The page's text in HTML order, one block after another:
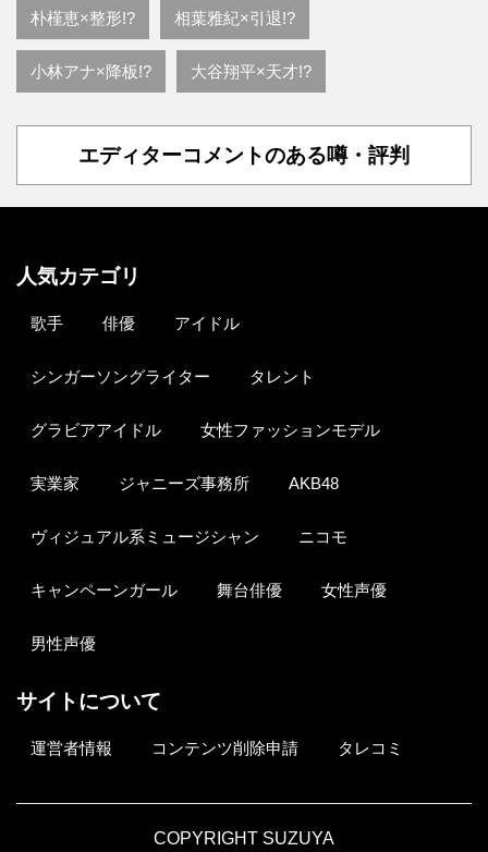
朴槿恵×整形!? 相葉雅紀×引退!?
小林アナ×降板!? 大谷翔平×天才!?
エディターコメントのある噂・評判
人気カテゴリ
歌手 俳優 アイドル
シンガーソングライター タレント
グラビアアイドル 女性ファッションモデル
実業家 ジャニーズ事務所 AKB48
ヴィジュアル系ミュージシャン ニコモ
キャンペーンガール 舞台俳優 女性声優
男性声優
サイトについて
運営者情報 コンテンツ削除申請 タレコミ
COPYRIGHT SUZUYA